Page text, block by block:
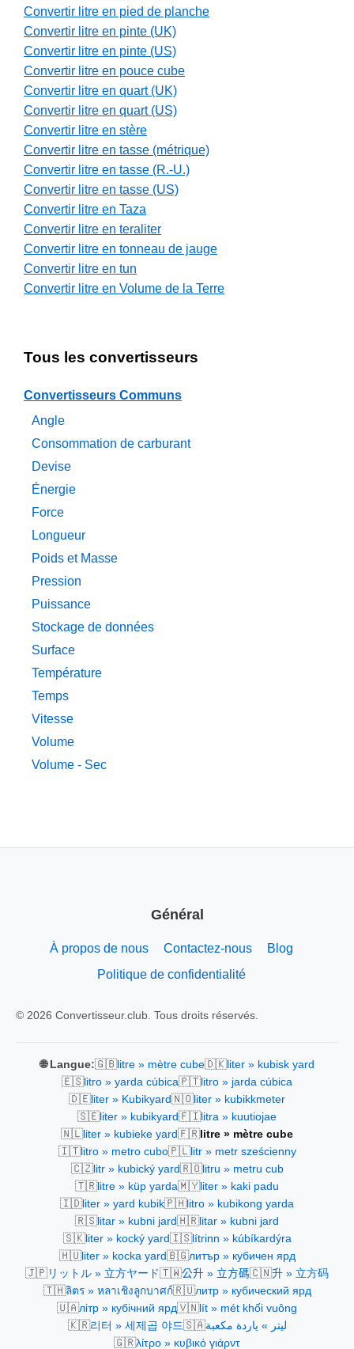
Convertir litre en pied de planche
Convertir litre en pinte (UK)
Convertir litre en pinte (US)
Convertir litre en pouce cube
Convertir litre en quart (UK)
Convertir litre en quart (US)
Convertir litre en stère
Convertir litre en tasse (métrique)
Convertir litre en tasse (R.-U.)
Convertir litre en tasse (US)
Convertir litre en Taza
Convertir litre en teraliter
Convertir litre en tonneau de jauge
Convertir litre en tun
Convertir litre en Volume de la Terre
Tous les convertisseurs
Convertisseurs Communs
Angle
Consommation de carburant
Devise
Énergie
Force
Longueur
Poids et Masse
Pression
Puissance
Stockage de données
Surface
Température
Temps
Vitesse
Volume
Volume - Sec
Général
À propos de nous Contactez-nous
Blog
Politique de confidentialité
© 2026 Convertisseur.club. Tous droits réservés.
🌐 Langue:🇬🇧litre » mètre cube🇩🇰liter » kubisk yard
🇪🇸litro » yarda cúbica🇵🇹litro » jarda cúbica
🇩🇪liter » Kubikyard🇳🇴liter » kubikkmeter
🇸🇪liter » kubikyard🇫🇮litra » kuutiojae
🇳🇱liter » kubieke yard🇫🇷litre » mètre cube
🇮🇹litro » metro cubo🇵🇱litr » metr sześcienny
🇨🇿litr » kubický yard🇷🇴litru » metru cub
🇹🇷litre » küp yarda🇲🇾liter » kaki padu
🇮🇩liter » yard kubik🇵🇭litro » kubikong yarda
🇷🇸litar » kubni jard🇭🇷litar » kubni jard
🇸🇰liter » kocký yard🇮🇸lítrinn » kúbíkardýra
🇭🇺liter » kocka yard🇧🇬литър » кубичен ярд
🇯🇵リットル » 立方ヤード🇹🇼公升 » 立方碼🇨🇳升 » 立方码
🇹🇭ลิตร » หลาเชิงลูกบาศก์🇷🇺литр » кубический ярд
🇺🇦літр » кубічний ярд🇻🇳lít » mét khối vuông
🇰🇷리터 » 세제곱 야드🇸🇦ليتر » ياردة مكعبة
🇬🇷λίτρο » κυβικό γιάρντ